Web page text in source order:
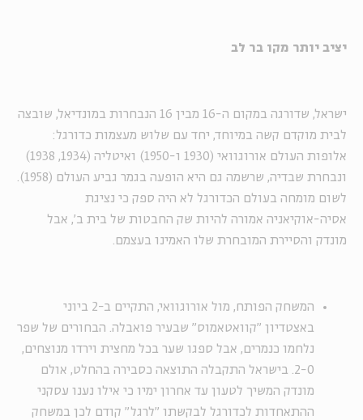
יציב יותר מקו בר לב
ישראל, שדורגה במקום ה-16 מבין 16 הנבחרות במונדיאל, שובצה
לבית מוקדם קשה במיוחד, יחד עם שלוש מעצמות כדורגל:
אלופות העולם אורוגוואי (1930 ו-1950) ואיטליה (1934, 1938)
ונבחרת שבדיה, שרשמה גם היא הופעה בגמר גביע העולם (1958).
לשום מומחה בעולם הכדורגל לא היה ספק כי נציגת
אסיה-אוקיאניה אמורה להיות שק החבטות של בית ב', אבל
מונדק והסיירת המובחרת שלו האמינו בעצמם.
המשחק הפותח, מול אורוגוואי, התקיים ב-2 ביוני
באצטדיון "קוואטאמוס" שבעיר פואבלה. הבחורים של שפר
נלחמו כנמרים, אבל ספגו שער בכל מחצית וירדו מנוצחים,
2-0. בישראל התקבלה התוצאה כסבירה בהחלט, אולם
מונדק המשיך לטעון עד אחרון ימיו כי אילו נענו עסקני
ההתאחדות לכדורגל לבקשתו "לרגל" קודם לכן במשחק